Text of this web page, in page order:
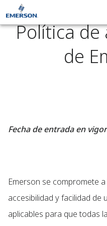
Política de
de
Fecha de entrada en
Emerson se compromete
accesibilidad y facilidad de
aplicables para que todas